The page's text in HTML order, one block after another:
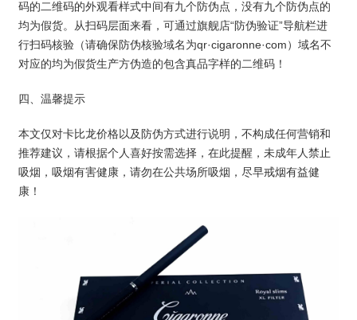
码的二维码的外观看样式中间有九个防伪点，没有九个防伪点的
均为假货。从扫码层面来看，可通过旗舰店“防伪验证”导航栏进
行扫码核验（请确保防伪核验域名为qr·cigaronne·com）域名不
对应的均为假货生产方伪造的包含真品字样的二维码！
四、温馨提示
本文仅对卡比龙价格以及防伪方式进行说明，不构成任何营销和
推荐建议，请根据个人喜好按需选择，在此提醒，未成年人禁止
吸烟，吸烟有害健康，请勿在公共场所吸烟，尽早戒烟有益健
康！